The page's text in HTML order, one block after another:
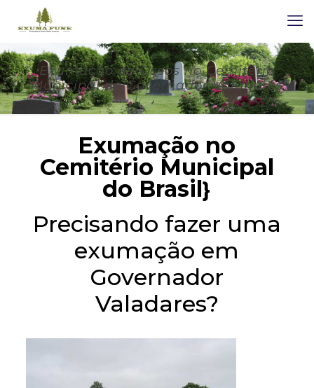
Exumação de Ossos no Cemitério
Municipal de Governador Valadares
Exumação no
Cemitério Municipal
do Brasil}
Precisando fazer uma
exumação em
Governador
Valadares?